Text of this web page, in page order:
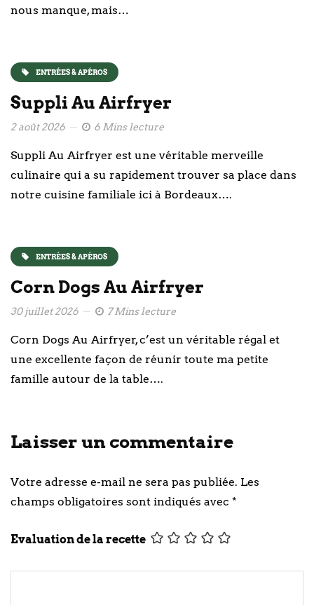
nous manque, mais…
ENTRÉES & APÉROS
Suppli Au Airfryer
2 août 2026 6 Mins lecture
Suppli Au Airfryer est une véritable merveille
culinaire qui a su rapidement trouver sa place dans
notre cuisine familiale ici à Bordeaux….
ENTRÉES & APÉROS
Corn Dogs Au Airfryer
30 juillet 2026 7 Mins lecture
Corn Dogs Au Airfryer, c’est un véritable régal et
une excellente façon de réunir toute ma petite
famille autour de la table….
Laisser un commentaire
Votre adresse e-mail ne sera pas publiée. Les
champs obligatoires sont indiqués avec *
Evaluation de la recette